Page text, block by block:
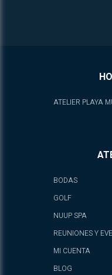
ATELIER PLAYA
BODAS
GOLF
NUUP SPA
REUNIONES Y
MI CUENTA
BLOG